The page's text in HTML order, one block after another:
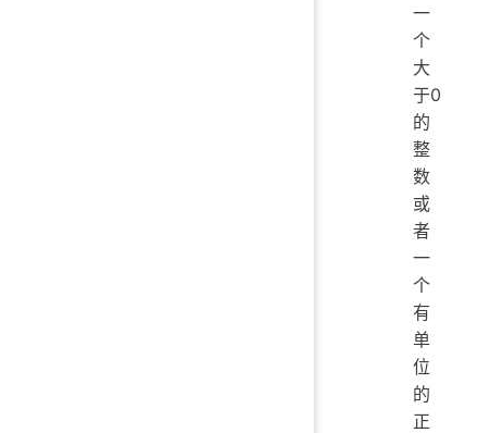
一
个
大
于0
的
整
数
或
者
一
个
有
单
位
的
正